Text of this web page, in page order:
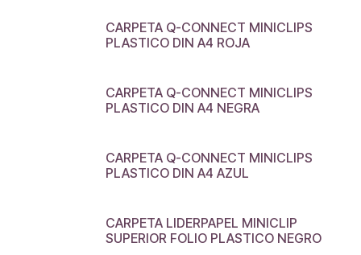
CARPETA Q-CONNECT MINICLIPS
PLASTICO DIN A4 ROJA
CARPETA Q-CONNECT MINICLIPS
PLASTICO DIN A4 NEGRA
CARPETA Q-CONNECT MINICLIPS
PLASTICO DIN A4 AZUL
CARPETA LIDERPAPEL MINICLIP
SUPERIOR FOLIO PLASTICO NEGRO